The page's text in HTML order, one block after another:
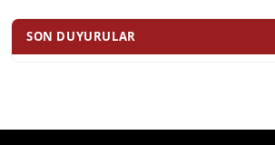
SON DUYURULAR